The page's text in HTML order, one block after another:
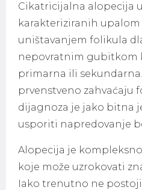
Cikatricijalna alopecija
karakteriziranih
uništavanjem folikula
nepovratnim gubitkom
primarna ili
prvenstveno zahvaćaju
dijagnoza je jako bitna
usporiti napredovanje
Alopecija je
koje može uzrokovati
Iako trenutno ne